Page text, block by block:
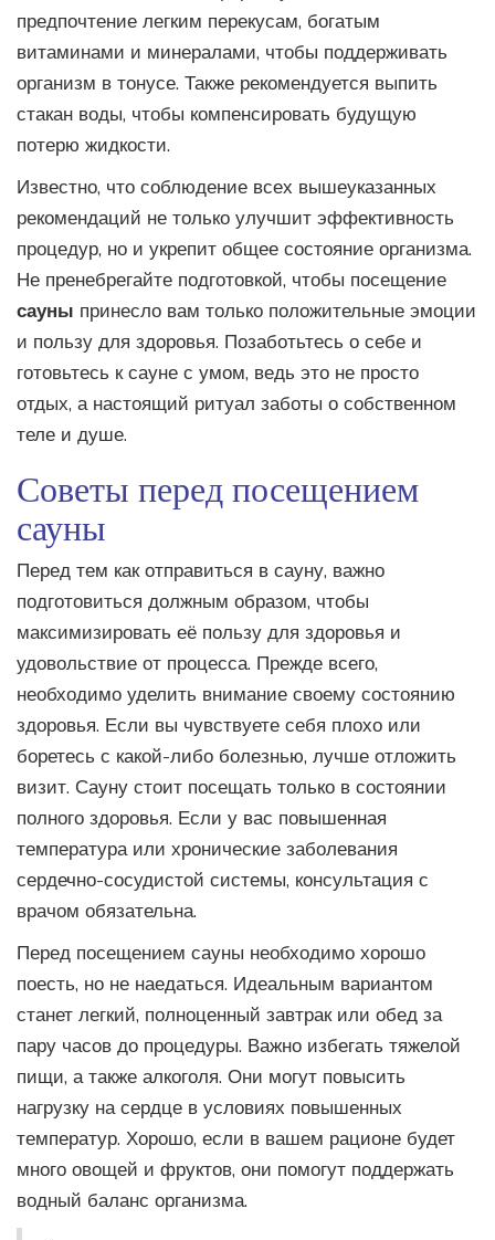
предпочтение легким перекусам, богатым
витаминами и минералами, чтобы поддерживать
организм в тонусе. Также рекомендуется выпить
стакан воды, чтобы компенсировать будущую
потерю жидкости.
Известно, что соблюдение всех вышеуказанных
рекомендаций не только улучшит эффективность
процедур, но и укрепит общее состояние организма.
Не пренебрегайте подготовкой, чтобы посещение
сауны принесло вам только положительные эмоции
и пользу для здоровья. Позаботьтесь о себе и
готовьтесь к сауне с умом, ведь это не просто
отдых, а настоящий ритуал заботы о собственном
теле и душе.
Советы перед посещением
сауны
Перед тем как отправиться в сауну, важно
подготовиться должным образом, чтобы
максимизировать её пользу для здоровья и
удовольствие от процесса. Прежде всего,
необходимо уделить внимание своему состоянию
здоровья. Если вы чувствуете себя плохо или
боретесь с какой-либо болезнью, лучше отложить
визит. Сауну стоит посещать только в состоянии
полного здоровья. Если у вас повышенная
температура или хронические заболевания
сердечно-сосудистой системы, консультация с
врачом обязательна.
Перед посещением сауны необходимо хорошо
поесть, но не наедаться. Идеальным вариантом
станет легкий, полноценный завтрак или обед за
пару часов до процедуры. Важно избегать тяжелой
пищи, а также алкоголя. Они могут повысить
нагрузку на сердце в условиях повышенных
температур. Хорошо, если в вашем рационе будет
много овощей и фруктов, они помогут поддержать
водный баланс организма.